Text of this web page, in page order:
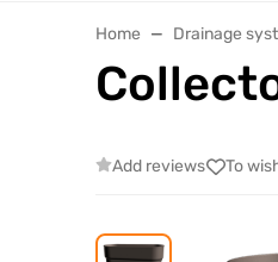
Home Drainage
Add reviews To